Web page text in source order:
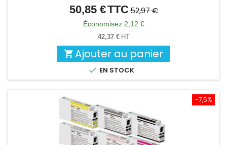
Prix
Prix
de
base
50,85 €TTC52,97 €
Économisez 2,12 €
42,37 € HT
 Ajouter au panier
 EN STOCK
-7,5%